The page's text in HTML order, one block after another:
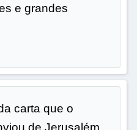
e grandes
carta que o
de Jerusalém